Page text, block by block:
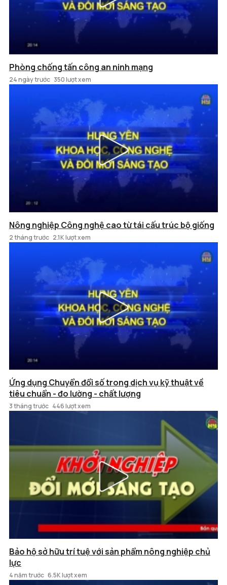
Phòng chống tấn công an ninh mạng
24 ngày trước 350 lượt xem
Nông nghiệp Công nghệ cao từ tái cấu trúc bộ giống
2 tháng trước 2.1K lượt xem
Ứng dụng Chuyển đổi số trong dịch vụ kỹ thuật về
tiêu chuẩn - đo lường - chất lượng
3 tháng trước 446 lượt xem
Bảo hộ sở hữu trí tuệ với sản phẩm nông nghiệp chủ
lực
4 năm trước 6.5K lượt xem